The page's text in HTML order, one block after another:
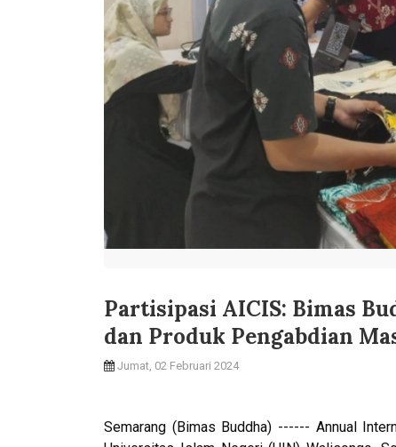
Partisipasi AICIS: Bimas
dan Produk Pengabdian
Jumat, 02 Februari 2024
Semarang (Bimas Buddha) ------ Annual